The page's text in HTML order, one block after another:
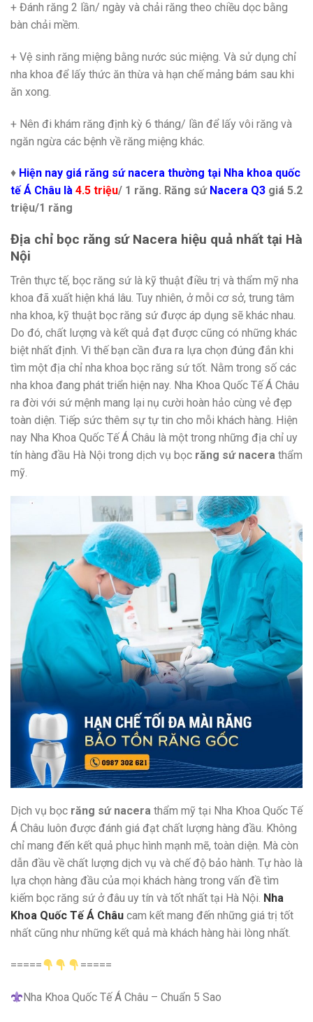
+ Đánh răng 2 lần/ ngày và chải răng theo chiều dọc bằng
bàn chải mềm.
+ Vệ sinh răng miệng bằng nước súc miệng. Và sử dụng chỉ
nha khoa để lấy thức ăn thừa và hạn chế mảng bám sau khi
ăn xong.
+ Nên đi khám răng định kỳ 6 tháng/ lần để lấy vôi răng và
ngăn ngừa các bệnh về răng miệng khác.
♦ Hiện nay giá răng sứ nacera thường tại Nha khoa quốc
tế Á Châu là 4.5 triệu/ 1 răng. Răng sứ Nacera Q3 giá 5.2
triệu/1 răng
Địa chỉ bọc răng sứ Nacera hiệu quả nhất tại Hà
Nội
Trên thực tế, bọc răng sứ là kỹ thuật điều trị và thẩm mỹ nha
khoa đã xuất hiện khá lâu. Tuy nhiên, ở mỗi cơ sở, trung tâm
nha khoa, kỹ thuật bọc răng sứ được áp dụng sẽ khác nhau.
Do đó, chất lượng và kết quả đạt được cũng có những khác
biệt nhất định. Vì thế bạn cần đưa ra lựa chọn đúng đắn khi
tìm một địa chỉ nha khoa bọc răng sứ tốt. Nằm trong số các
nha khoa đang phát triển hiện nay. Nha Khoa Quốc Tế Á Châu
ra đời với sứ mệnh mang lại nụ cười hoàn hảo cùng vẻ đẹp
toàn diện. Tiếp sức thêm sự tự tin cho mỗi khách hàng. Hiện
nay Nha Khoa Quốc Tế Á Châu là một trong những địa chỉ uy
tín hàng đầu Hà Nội trong dịch vụ bọc răng sứ nacera thẩm
mỹ.
Dịch vụ bọc răng sứ nacera thẩm mỹ tại Nha Khoa Quốc Tế
Á Châu luôn được đánh giá đạt chất lượng hàng đầu. Không
chỉ mang đến kết quả phục hình mạnh mẽ, toàn diện. Mà còn
dẫn đầu về chất lượng dịch vụ và chế độ bảo hành. Tự hào là
lựa chọn hàng đầu của mọi khách hàng trong vấn đề tìm
kiếm bọc răng sứ ở đâu uy tín và tốt nhất tại Hà Nội. Nha
Khoa Quốc Tế Á Châu cam kết mang đến những giá trị tốt
nhất cũng như những kết quả mà khách hàng hài lòng nhất.
===== =====
Nha Khoa Quốc Tế Á Châu – Chuẩn 5 Sao